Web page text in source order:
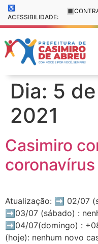
♿
ACESSIBILIDADE:
🔳
Dia: 5
2021
Casimiro
coronavírus
Atualização: ➡️ 02/07
➡️03/07 (sábado) :
➡️04/07(domingo) :
(hoje): nenhum novo